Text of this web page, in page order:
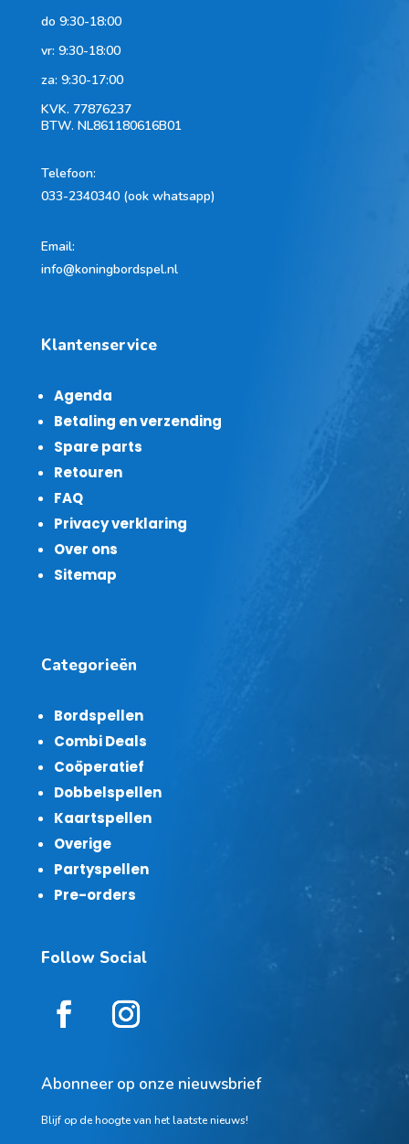
do 9:30-18:00
vr: 9:30-18:00
za: 9:30-17:00
KVK. 77876237
BTW. NL861180616B01
Telefoon:
033-2340340 (ook whatsapp)
Email:
info@koningbordspel.nl
Klantenservice
Agenda
Betaling en verzending
Spare parts
Retouren
FAQ
Privacy verklaring
Over ons
Sitemap
Categorieën
Bordspellen
Combi Deals
Coöperatief
Dobbelspellen
Kaartspellen
Overige
Partyspellen
Pre-orders
Follow Social
Abonneer op onze nieuwsbrief
Blijf op de hoogte van het laatste nieuws!